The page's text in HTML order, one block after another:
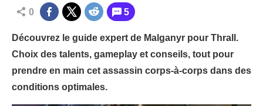
0 5
Découvrez le guide expert de Malganyr pour Thrall.
Choix des talents, gameplay et conseils, tout pour
prendre en main cet assassin corps-à-corps dans des
conditions optimales.